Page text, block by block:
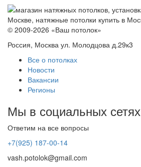
© 2009-2026 «Ваш потолок»
Россия, Москва ул. Молодцова д.29к3
Все о потолках
Новости
Вакансии
Регионы
Мы в социальных сетях
Ответим на все вопросы
+7(925) 187-00-14
vash.potolok@gmail.com